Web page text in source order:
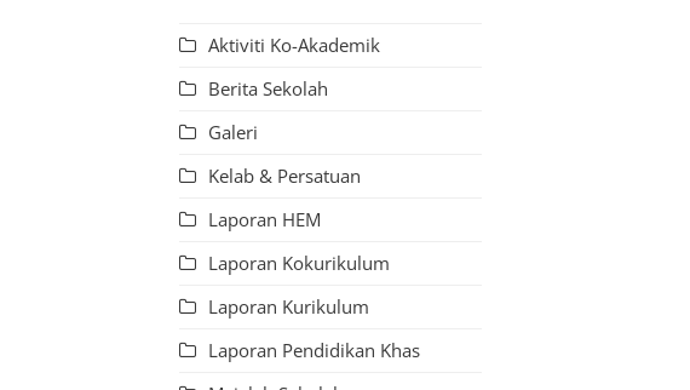
Aktiviti Ko-Akademik
Berita Sekolah
Galeri
Kelab & Persatuan
Laporan HEM
Laporan Kokurikulum
Laporan Kurikulum
Laporan Pendidikan Khas